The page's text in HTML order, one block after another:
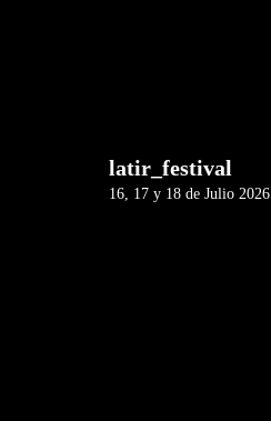
latir_festival
16, 17 y 18 de Julio 2026